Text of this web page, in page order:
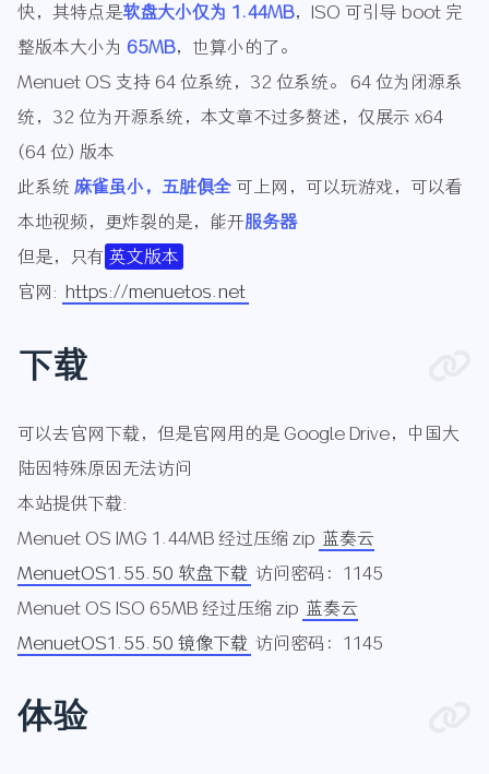
快，其特点是软盘大小仅为 1.44MB，ISO 可引导 boot 完
整版本大小为 65MB，也算小的了。
Menuet OS 支持 64 位系统，32 位系统。 64 位为闭源系
统，32 位为开源系统，本文章不过多赘述，仅展示 x64
(64 位) 版本
此系统 麻雀虽小，五脏俱全 可上网，可以玩游戏，可以看
本地视频，更炸裂的是，能开服务器
但是，只有 英文版本
官网: https://menuetos.net
下载
可以去官网下载，但是官网用的是 Google Drive，中国大
陆因特殊原因无法访问
本站提供下载:
Menuet OS IMG 1.44MB 经过压缩 zip 蓝奏云
MenuetOS1.55.50 软盘下载 访问密码：1145
Menuet OS ISO 65MB 经过压缩 zip 蓝奏云
MenuetOS1.55.50 镜像下载 访问密码：1145
体验